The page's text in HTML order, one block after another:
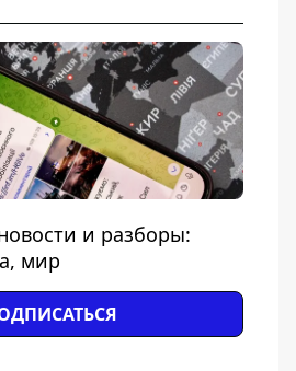
и разборы:
мир